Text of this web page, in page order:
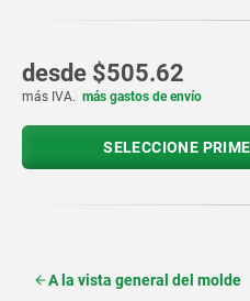
desde $505.62
más IVA. más gastos de envío
SELECCIONE
A la vista general del molde